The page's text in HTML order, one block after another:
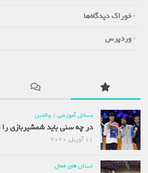
خوراک دیدگاه‌ها
وردپرس
مسائل آموزشی/ والدین
در چه سنی باید شمشیربازی
11 آوریل, 2020
استان های فعال